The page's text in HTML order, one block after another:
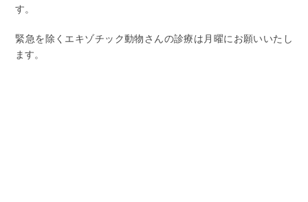
す。
緊急を除くエキゾチック動物さんの診療は月曜にお願いいたし
ます。